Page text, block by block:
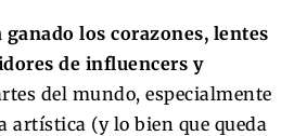
ganado los corazones, lentes
de influencers y
del mundo, especialmente
artística (y lo bien que queda